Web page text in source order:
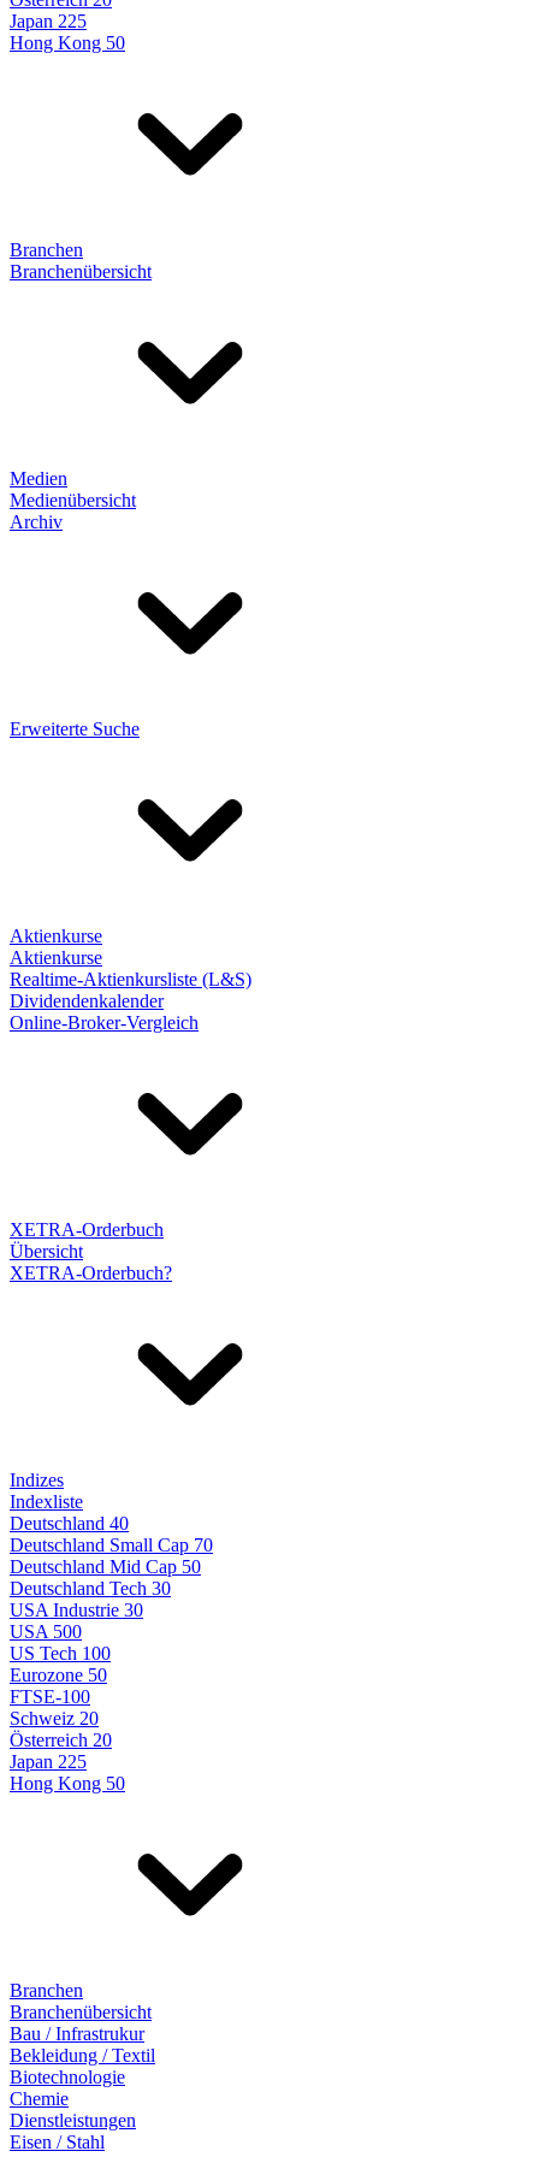
Japan 225
Hong Kong 50
Branchen
Branchenübersicht
Medien
Medienübersicht
Archiv
Erweiterte Suche
Aktienkurse
Aktienkurse
Realtime-Aktienkursliste (L&S)
Dividendenkalender
Online-Broker-Vergleich
XETRA-Orderbuch
Übersicht
XETRA-Orderbuch?
Indizes
Indexliste
Deutschland 40
Deutschland Small Cap 70
Deutschland Mid Cap 50
Deutschland Tech 30
USA Industrie 30
USA 500
US Tech 100
Eurozone 50
FTSE-100
Schweiz 20
Österreich 20
Japan 225
Hong Kong 50
Branchen
Branchenübersicht
Bau / Infrastrukur
Bekleidung / Textil
Biotechnologie
Chemie
Dienstleistungen
Eisen / Stahl